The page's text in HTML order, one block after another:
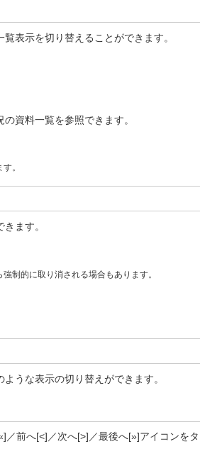
表示を切り替えることができます。
資料一覧を参照できます。
。
ます。
制的に取り消される場合もあります。
うな表示の切り替えができます。
前へ[<]／次へ[>]／最後へ[»]アイコンを